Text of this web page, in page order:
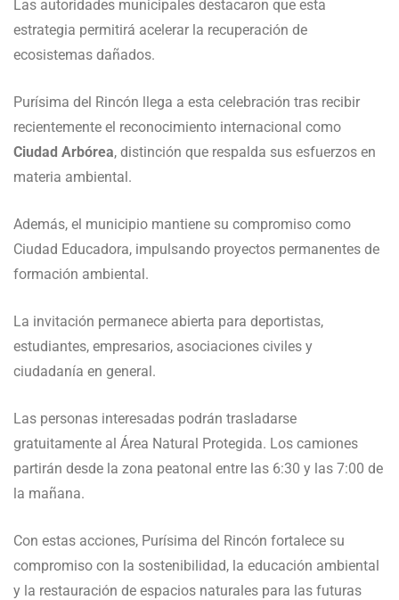
Las autoridades municipales destacaron que esta
estrategia permitirá acelerar la recuperación de
ecosistemas dañados.
Purísima del Rincón llega a esta celebración tras recibir
recientemente el reconocimiento internacional como
Ciudad Arbórea, distinción que respalda sus esfuerzos en
materia ambiental.
Además, el municipio mantiene su compromiso como
Ciudad Educadora, impulsando proyectos permanentes de
formación ambiental.
La invitación permanece abierta para deportistas,
estudiantes, empresarios, asociaciones civiles y
ciudadanía en general.
Las personas interesadas podrán trasladarse
gratuitamente al Área Natural Protegida. Los camiones
partirán desde la zona peatonal entre las 6:30 y las 7:00 de
la mañana.
Con estas acciones, Purísima del Rincón fortalece su
compromiso con la sostenibilidad, la educación ambiental
y la restauración de espacios naturales para las futuras